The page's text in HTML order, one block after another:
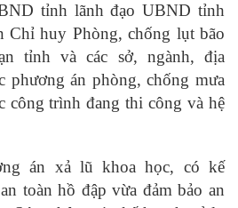
tỉnh lãnh đạo UBND tỉnh
Chỉ huy Phòng, chống lụt bão
tỉnh và các sở, ngành, địa
phương án phòng, chống mưa
công trình đang thi công và hệ
án xả lũ khoa học, có kế
toàn hồ đập vừa đảm bảo an